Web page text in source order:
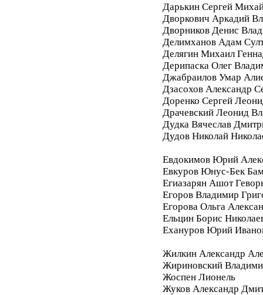
Дарькин Сергей
Дворкович Аркадий
Дворников Денис
Делимханов Адам
Делягин Михаил
Дерипаска Олег
Джабраилов Умар
Дзасохов Александр
Доренко Сергей
Драчевский Леонид
Дудка Вячеслав
Дудов Николай
Евдокимов Юрий
Евкуров Юнус-Бек
Егиазарян Ашот
Егоров Владимир
Егорова Ольга
Ельцин Борис
Ехануров Юрий
Жилкин Александр
Жириновский
Жоспен Лионель
Жуков Александр